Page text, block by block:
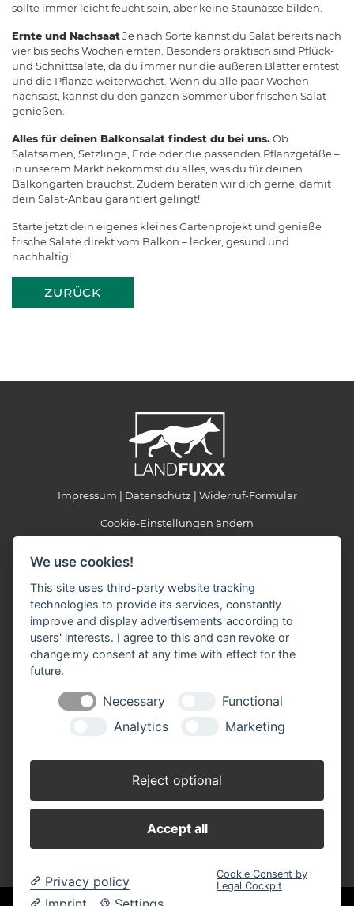
sollte immer leicht feucht sein, aber keine Staunässe bilden.
Ernte und NachsaatJe nach Sorte kannst du Salat bereits nach
vier bis sechs Wochen ernten. Besonders praktisch sind Pflück-
und Schnittsalate, da du immer nur die äußeren Blätter erntest
und die Pflanze weiterwächst. Wenn du alle paar Wochen
nachsäst, kannst du den ganzen Sommer über frischen Salat
genießen.
Alles für deinen Balkonsalat findest du bei uns.Ob
Salatsamen, Setzlinge, Erde oder die passenden Pflanzgefäße –
in unserem Markt bekommst du alles, was du für deinen
Balkongarten brauchst. Zudem beraten wir dich gerne, damit
dein Salat-Anbau garantiert gelingt!
Starte jetzt dein eigenes kleines Gartenprojekt und genieße
frische Salate direkt vom Balkon – lecker, gesund und
nachhaltig!
ZURÜCK
Impressum Datenschutz Widerruf-Formular
Cookie-Einstellungen ändern
LANDFUXX Willert
91074 Herzogenaurach
Telefon: 09132 / 4507
Telefax: 09132 / 63978
info(at)landfuxx-willert.de​​
Montag - Freitag: 08.30 - 18.30 Uhr
Samstag: 08.30 - 14.00 Uhr
Wir sind Partner der:
We use cookies!
This site uses third-party website tracking
technologies to provide its services, constantly
improve and display advertisements according to
users' interests. I agree to this and can revoke or
change my consent at any time with effect for the
future.
Necessary
Functional
Analytics
Marketing
Reject optional
Accept all
Privacy policy
Cookie Consent by
Legal Cockpit